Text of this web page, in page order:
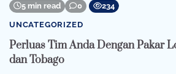
5 min read 0 234
UNCATEGORIZED
Perluas Tim Anda Dengan Pakar
dan Tobago